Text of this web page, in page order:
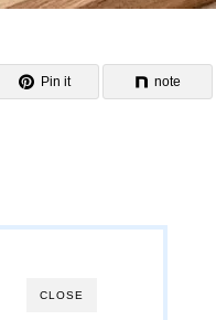
Pin it note
CLOSE